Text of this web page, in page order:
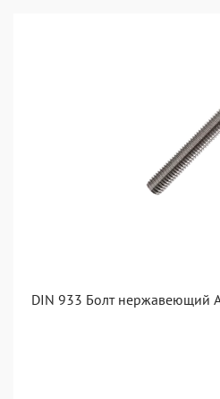
DIN 933 Болт нержавеющий